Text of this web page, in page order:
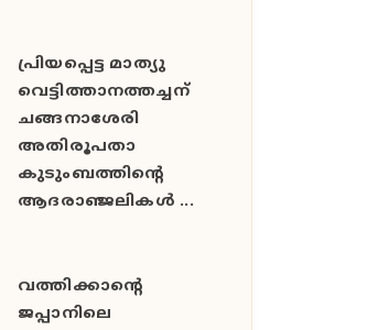
പ്രിയപ്പെട്ട മാത്യു
വെട്ടിത്താനത്തച്ചന്
ചങ്ങനാശേരി
അതിരൂപതാ
കുടുംബത്തിന്റെ
ആദരാഞ്ജലികൾ ...
വത്തിക്കാൻ്റെ
ജപ്പാനിലെ